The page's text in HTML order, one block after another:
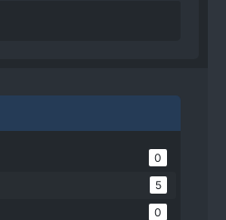
0
5
0